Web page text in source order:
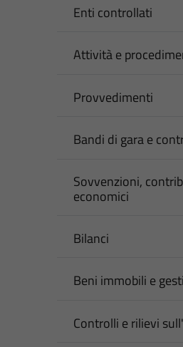
Enti controllati
Attività e
Provvedimenti
Bandi di gara e
Sovvenzioni,
economici
Bilanci
Beni immobili e
Controlli e rilievi